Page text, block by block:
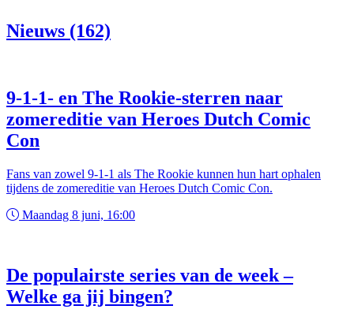
Nieuws (162)
9-1-1- en The Rookie-sterren naar
zomereditie van Heroes Dutch Comic
Con
Fans van zowel 9-1-1 als The Rookie kunnen hun hart ophalen
tijdens de zomereditie van Heroes Dutch Comic Con.
Maandag 8 juni, 16:00
De populairste series van de week –
Welke ga jij bingen?